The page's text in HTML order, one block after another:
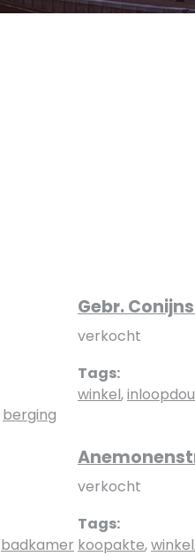
berging
Gebr.
verkocht
Tags:
winkel,
badkamer
verkocht
Tags:
koopakte,winkel